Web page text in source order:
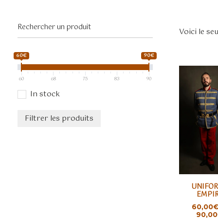
60€ 90€
60 68 75 83 90
In stock
Filtrer les produits
Voici le
CHOIX
produit
60,00€
90,00